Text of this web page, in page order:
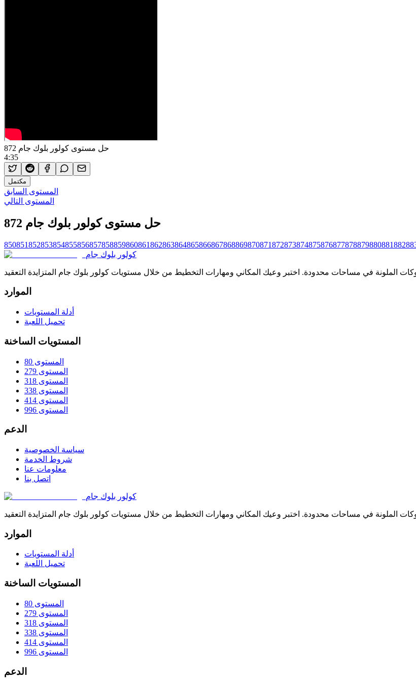
حل مستوى كولور بلوك جام 872
4:35
مكتمل
المستوى السابق
المستوى التالي
حل مستوى كولور بلوك جام 872
850851852853854855856857858859860861862863864865866867868869870871872873874875876877878879880881882
كولور بلوك جام
الموارد
أدلة المستويات
تحميل اللعبة
المستويات الساخنة
المستوى 80
المستوى 279
المستوى 318
المستوى 338
المستوى 414
المستوى 996
الدعم
سياسة الخصوصية
شروط الخدمة
معلومات عنا
اتصل بنا
كولور بلوك جام
الموارد
أدلة المستويات
تحميل اللعبة
المستويات الساخنة
المستوى 80
المستوى 279
المستوى 318
المستوى 338
المستوى 414
المستوى 996
الدعم